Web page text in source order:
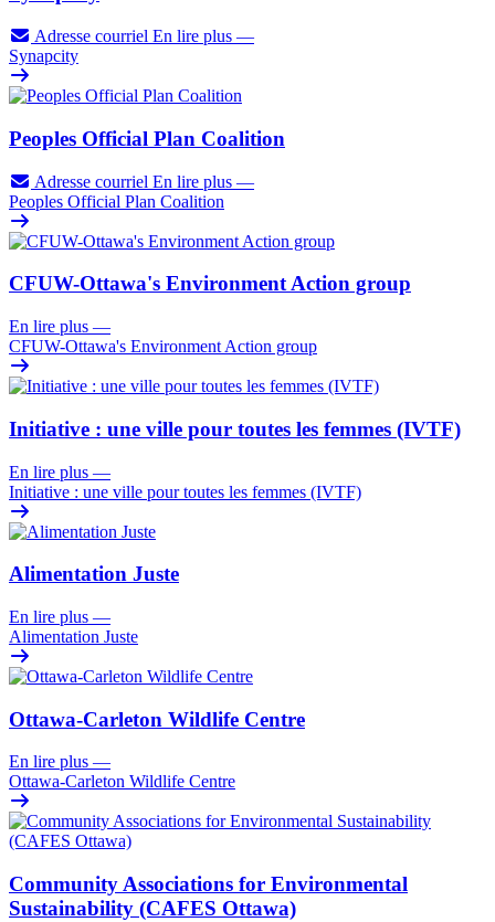
Adresse courriel En lire plus —
Synapcity
Peoples Official Plan Coalition
Adresse courriel En lire plus —
Peoples Official Plan Coalition
CFUW-Ottawa's Environment Action group
En lire plus —
CFUW-Ottawa's Environment Action group
Initiative : une ville pour toutes les femmes (IVTF)
En lire plus —
Initiative : une ville pour toutes les femmes (IVTF)
Alimentation Juste
En lire plus —
Alimentation Juste
Ottawa-Carleton Wildlife Centre
En lire plus —
Ottawa-Carleton Wildlife Centre
Community Associations for Environmental
Sustainability (CAFES Ottawa)